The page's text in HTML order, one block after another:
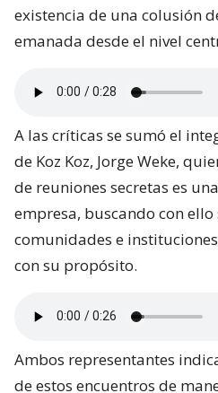
existencia de una colusión
emanada desde el nivel
A las críticas se sumó el
de Koz Koz, Jorge Weke,
de reuniones secretas es
empresa, buscando con
comunidades e
con su propósito.
Ambos representantes
de estos encuentros de